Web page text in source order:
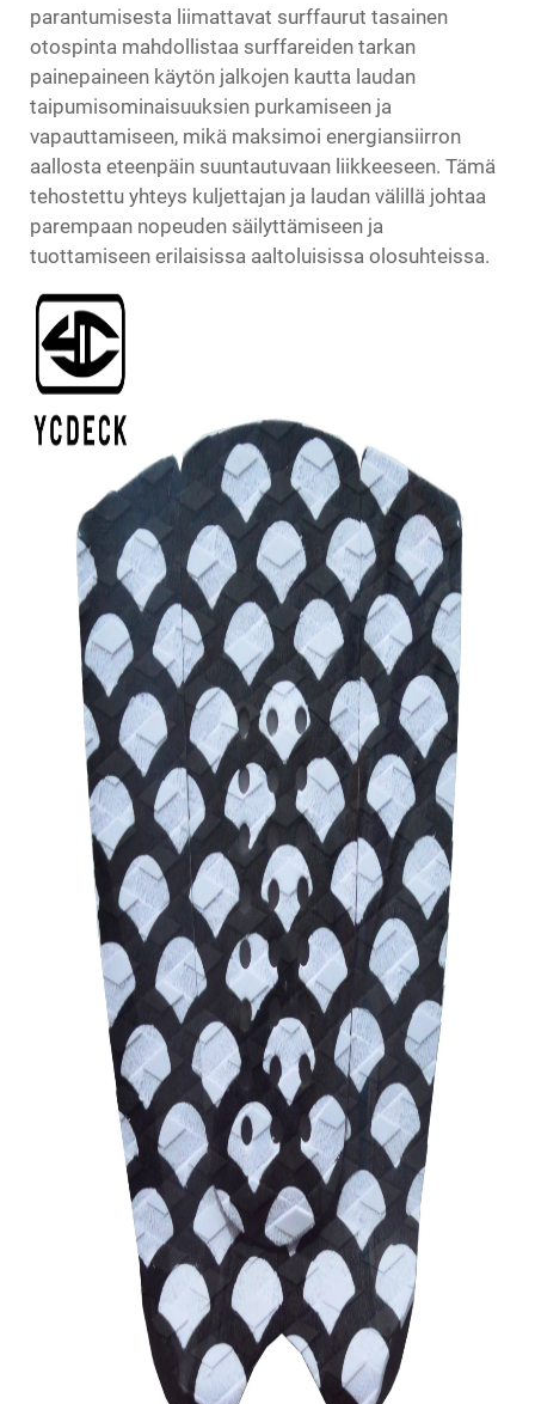
parantumisesta liimattavat surffaurut tasainen
otospinta mahdollistaa surffareiden tarkan
painepaineen käytön jalkojen kautta laudan
taipumisominaisuuksien purkamiseen ja
vapauttamiseen, mikä maksimoi energiansiirron
aallosta eteenpäin suuntautuvaan liikkeeseen. Tämä
tehostettu yhteys kuljettajan ja laudan välillä johtaa
parempaan nopeuden säilyttämiseen ja
tuottamiseen erilaisissa aaltoluisissa olosuhteissa.